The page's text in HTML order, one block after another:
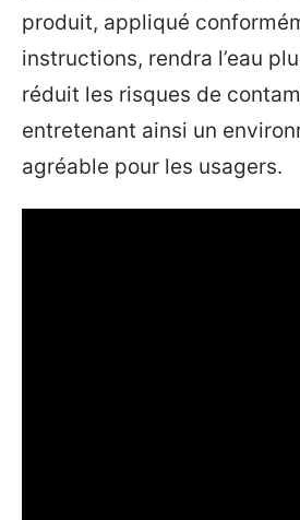
produit, appliqué
instructions, rendra l’eau
réduit les risques de
entretenant ainsi un
agréable pour les usagers.